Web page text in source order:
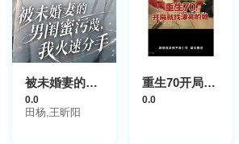
被未婚妻的男闺蜜污蔑，我火速分手
0.0
田杨,王昕阳
重生70开局就找漂亮的她
0.0